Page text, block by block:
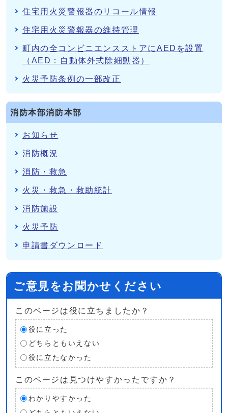
住宅用火災警報器のリコール情報
住宅用火災警報器の維持管理
町内の全コンビニエンスストアにAEDを設置
（AED：自動体外式除細動器）
火災予防条例の一部改正
消防本部消防本部
お知らせ
消防概況
消防・救急
火災・救急・救助統計
消防施設
火災予防
申請書ダウンロード
ご意見をお聞かせください
このページは役に立ちましたか？
役に立った
どちらともいえない
役に立たなかった
このページは見つけやすかったですか？
わかりやすかった